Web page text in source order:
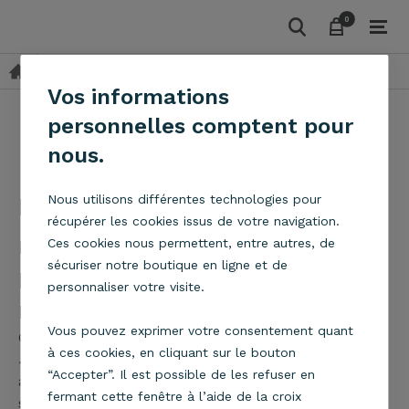
00
Mentions légales e-
metropolight
Identification et publication
Editeur
Ce site est publié par l'entrepriseMETROPOLIGHT
SASU au capital de 850 000€, immatriculée
à
EPINALsous le numéroB 348 694 308dont le
siège social est8 avenue Pierre BLANCK 88000
Vos informations
personnelles comptent pour
nous.
Nous utilisons différentes technologies pour
récupérer les cookies issus de votre navigation.
Ces cookies nous permettent, entre autres, de
sécuriser notre boutique en ligne et de
personnaliser votre visite.
Vous pouvez exprimer votre consentement quant
à ces cookies, en cliquant sur le bouton
“Accepter”. Il est possible de les refuser en
fermant cette fenêtre à l’aide de la croix